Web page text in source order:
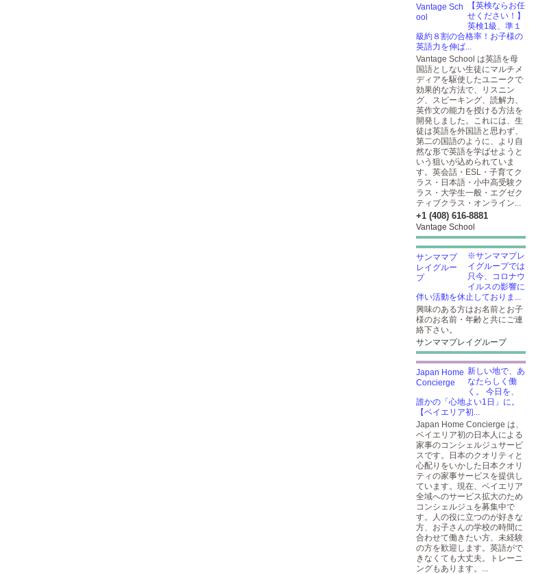
【英検ならお任
せください！】
英検1級、準１
級約８割の合格率！お子様の
英語力を伸ば...
Vantage School は英語を母
国語としない生徒にマルチメ
ディアを駆使したユニークで
効果的な方法で、リスニン
グ、スピーキング、読解力、
英作文の能力を授ける方法を
開発しました。これには、生
徒は英語を外国語と思わず、
第二の国語のように、より自
然な形で英語を学ばせようと
いう狙いが込められていま
す。英会話・ESL・子育てク
ラス・日本語・小中高受験ク
ラス・大学生一般・エグゼク
ティブクラス・オンライン...
+1 (408) 616-8881
Vantage School
※サンママプレ
イグループでは
只今、コロナウ
イルスの影響に
伴い活動を休止しておりま...
興味のある方はお名前とお子
様のお名前・年齢と共にご連
絡下さい。
サンママプレイグループ
新しい地で、あ
なたらしく働
く。 今日を、
誰かの「心地よい1日」に。
【ベイエリア初...
Japan Home Concierge は、
ベイエリア初の日本人による
家事のコンシェルジュサービ
スです。日本のクオリティと
心配りをいかした日本クオリ
ティの家事サービスを提供し
ています。現在、ベイエリア
全域へのサービス拡大のため
コンシェルジュを募集中で
す。人の役に立つのが好きな
方、お子さんの学校の時間に
合わせて働きたい方、未経験
の方を歓迎します。英語がで
きなくても大丈夫。トレーニ
ングもあります。...